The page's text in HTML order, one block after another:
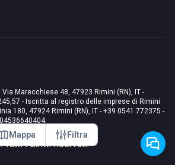
Mappa Filtra
Via Marecchiese 48, 47923 Rimini (RN), IT -
- Iscritta al registro delle imprese di Rimini
180, 47924 Rimini (RN), IT - +39 0541 772375 -
Tutti i diritti riservati.